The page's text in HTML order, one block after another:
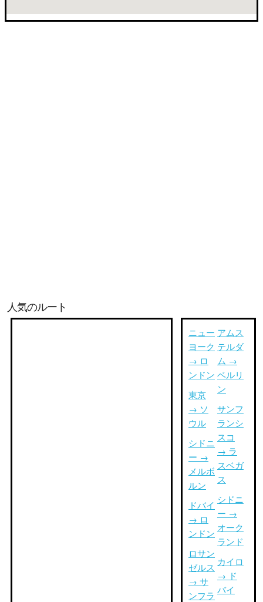
人気のルート
ニュー
ヨーク
→ ロ
ンドン
東京
→ ソ
ウル
シドニ
ー →
メルボ
ルン
ドバイ
→ ロ
ンドン
ロサン
ゼルス
→ サ
ンフラ
アムス
テルダ
ム →
ベルリ
ン
サンフ
ランシ
スコ
→ ラ
スベガ
ス
シドニ
ー →
オーク
ランド
カイロ
→ ド
バイ